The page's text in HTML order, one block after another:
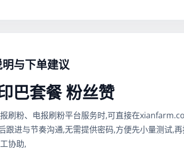
与下单建议
巴套餐 粉丝赞
刷粉、电报刷粉平台服务时,可直接在
跟进与节奏沟通,无需提供密码,方便先小量测试,
协助,